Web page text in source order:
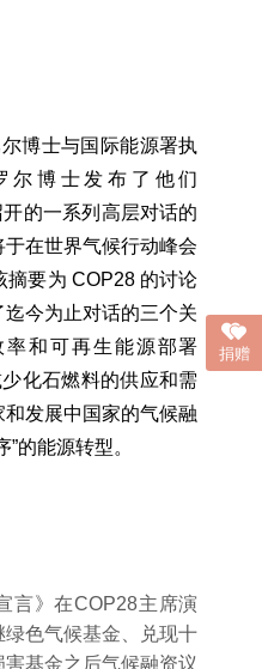
博士与国际能源署执
尔博士发布了他们
的一系列高层对话的
在世界气候行动峰会
摘要为 COP28 的讨论
今为止对话的三个关
和可再生能源部署
少化石燃料的供应和需
发展中国家的气候融
的能源转型。
言》在COP28主席演
色气候基金、兑现十
基金之后气候融资议
捐赠